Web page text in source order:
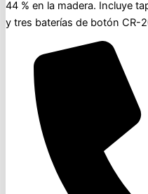
44 % en la madera. Incluye
y tres baterías de botón CR-